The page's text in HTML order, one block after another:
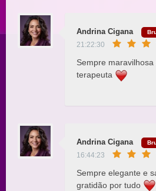
Andrina Cigana
21:22:30
Sempre
terapeuta
Andrina Cigana
16:44:23
Sempre elegante e
gratidão por tudo